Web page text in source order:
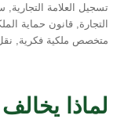
تسجيل العلامة التجارية
التجارة ,قانون حماية
متخصص ملكية فكرية
لماذا